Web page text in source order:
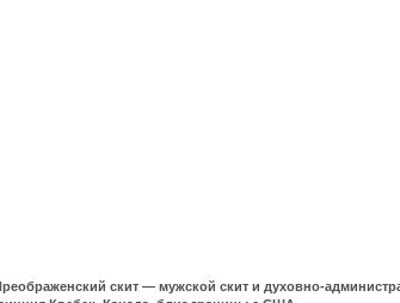
скит — мужской скит и духовно-